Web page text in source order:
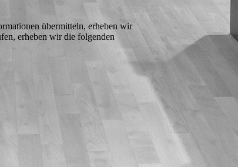
übermitteln, erheben wir
erheben wir die folgenden